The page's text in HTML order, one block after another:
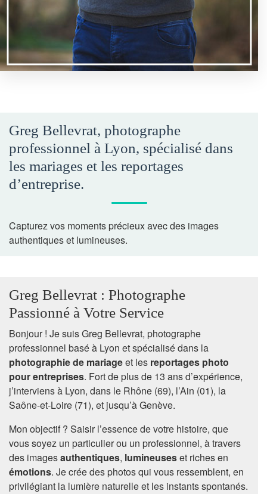
Greg Bellevrat, photographe
professionnel à Lyon, spécialisé dans
les mariages et les reportages
d’entreprise.
Capturez vos moments précieux avec des images
authentiques et lumineuses.
Greg Bellevrat : Photographe
Passionné à Votre Service
Bonjour ! Je suis Greg Bellevrat, photographe
professionnel basé à Lyon et spécialisé dans la
photographie de mariageet les reportages photo
pour entreprises. Fort de plus de 13 ans d’expérience,
j’interviens à Lyon, dans le Rhône (69), l’Ain (01), la
Saône-et-Loire (71), et jusqu’à Genève.
Mon objectif ? Saisir l’essence de votre histoire, que
vous soyez un particulier ou un professionnel, à travers
des imagesauthentiques, lumineuseset riches en
émotions. Je crée des photos qui vous ressemblent, en
privilégiant la lumière naturelle et les instants spontanés.